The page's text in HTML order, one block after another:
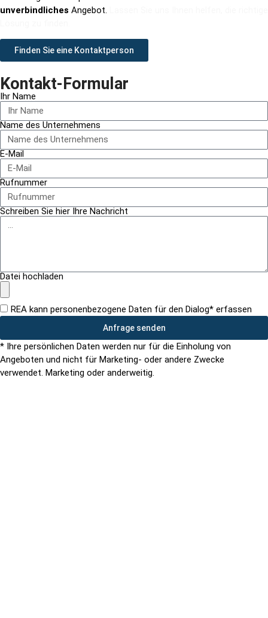
unverbindliches Angebot.
Finden Sie eine Kontaktperson
Kontakt-Formular
Ihr Name
Name des Unternehmens
E-Mail
Rufnummer
Schreiben Sie hier Ihre Nachricht
Datei hochladen
REA kann personenbezogene Daten für den Dialog* erfassen
Anfrage senden
* Ihre persönlichen Daten werden nur für die Einholung von
Angeboten und nicht für Marketing- oder andere Zwecke
verwendet. Marketing oder anderweitig.